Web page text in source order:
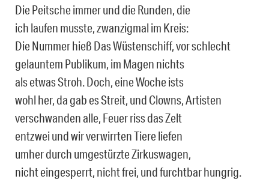
Die Peitsche immer und die Runden, die
ich laufen musste, zwanzigmal im Kreis:
Die Nummer hieß Das Wüstenschiff, vor schlecht
gelauntem Publikum, im Magen nichts
als etwas Stroh. Doch, eine Woche ists
wohl her, da gab es Streit, und Clowns, Artisten
verschwanden alle, Feuer riss das Zelt
entzwei und wir verwirrten Tiere liefen
umher durch umgestürzte Zirkuswagen,
nicht eingesperrt, nicht frei, und furchtbar hungrig.